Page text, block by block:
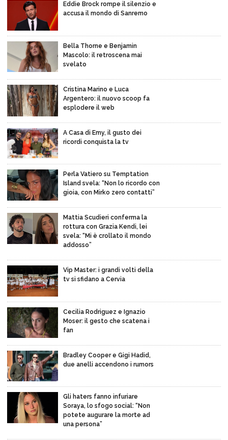
Eddie Brock rompe il silenzio e
accusa il mondo di Sanremo
Bella Thorne e Benjamin
Mascolo: il retroscena mai
svelato
Cristina Marino e Luca
Argentero: il nuovo scoop fa
esplodere il web
A Casa di Emy, il gusto dei
ricordi conquista la tv
Perla Vatiero su Temptation
Island svela: “Non lo ricordo con
gioia, con Mirko zero contatti”
Mattia Scudieri conferma la
rottura con Grazia Kendi, lei
svela: “Mi è crollato il mondo
addosso”
Vip Master: i grandi volti della
tv si sfidano a Cervia
Cecilia Rodriguez e Ignazio
Moser: il gesto che scatena i
fan
Bradley Cooper e Gigi Hadid,
due anelli accendono i rumors
Gli haters fanno infuriare
Soraya, lo sfogo social: “Non
potete augurare la morte ad
una persona”